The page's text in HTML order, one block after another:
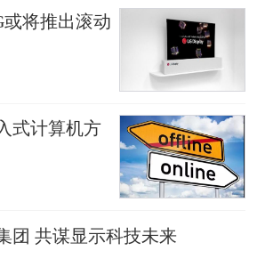
将推出滚动
式计算机方
团 共谋显示科技未来